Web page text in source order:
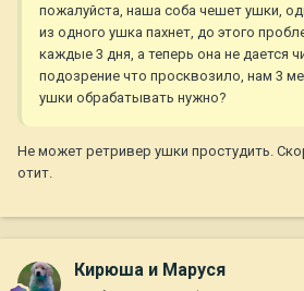
пожалуйста, наша соба чешет ушки,
из одного ушка пахнет, до этого
каждые 3 дня, а теперь она не дается
подозрение что просквозило, нам 3
ушки обрабатывать нужно?
Не может ретривер ушки простудить.
отит.
Кирюша и Маруся